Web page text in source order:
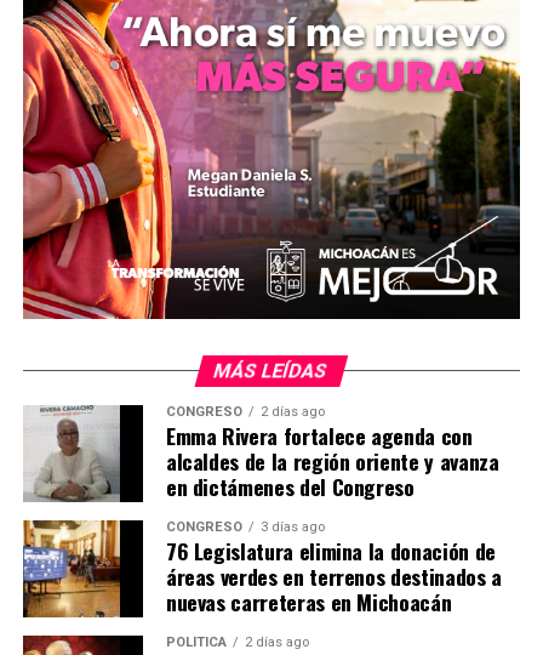
Michoacán, fundada por egresados del propio plantel
anfitrión. A lo largo de tres jornadas, las y los jóvenes
participarán en talleres prácticos y conferencias
magistrales enfocadas en liderazgo estratégico, fábricas
inteligentes, educación dual y aplicaciones tecnológicas
diseñadas para fortalecer a la agroindustria regional.
MiZitácuaro.
Comparte con:
MÁS LEÍDAS
CONGRESO 2 días ago
Emma Rivera fortalece agenda con
alcaldes de la región oriente y avanza
en dictámenes del Congreso
CONGRESO 3 días ago
76 Legislatura elimina la donación de
áreas verdes en terrenos destinados a
nuevas carreteras en Michoacán
POLÍTICA 2 días ago